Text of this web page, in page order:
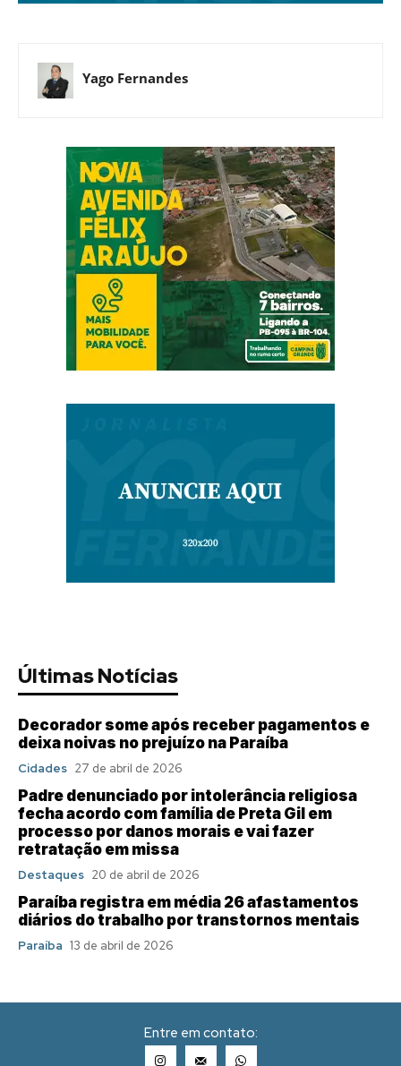
Yago Fernandes
Últimas Notícias
Decorador some após receber pagamentos e
deixa noivas no prejuízo na Paraíba
Cidades 27 de abril de 2026
Padre denunciado por intolerância religiosa
fecha acordo com família de Preta Gil em
processo por danos morais e vai fazer
retratação em missa
Destaques 20 de abril de 2026
Paraíba registra em média 26 afastamentos
diários do trabalho por transtornos mentais
Paraíba 13 de abril de 2026
Entre em contato: